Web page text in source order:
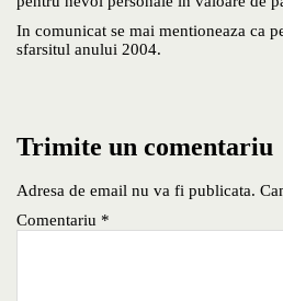
In comunicat se mai mentioneaza ca
sfarsitul anului 2004.
Trimite un comentariu
Adresa de email nu va fi publicata.
Comentariu *